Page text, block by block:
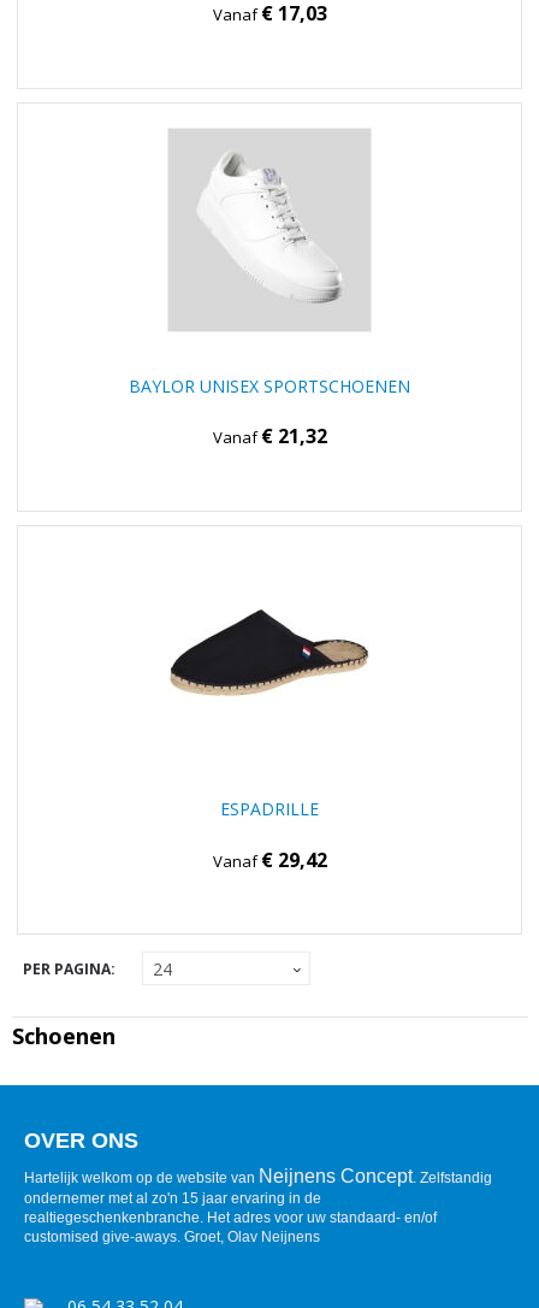
Vanaf€ 17,03
BAYLOR UNISEX SPORTSCHOENEN
Vanaf€ 21,32
ESPADRILLE
Vanaf€ 29,42
PER PAGINA:
Schoenen
OVER ONS
Hartelijk welkom op de website van Neijnens Concept. Zelfstandig
ondernemer met al zo'n 15 jaar ervaring in de
realtiegeschenkenbranche. Het adres voor uw standaard- en/of
customised give-aways. Groet, Olav Neijnens